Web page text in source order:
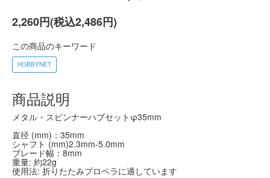
2,260円(税込2,486円)
この商品のキーワード
HOBBYNET
商品説明
メタル・スピンナーハブセットφ35mm
直径 (mm)：35mm
シャフト (mm)2.3mm-5.0mm
ブレード幅：8mm
重量: 約22g
使用法: 折りたたみプロペラに適しています